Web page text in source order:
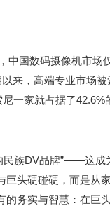
中国数码摄像机市场
来，高端专业市场
一家就占据了
民族DV品牌”——这成
头硬碰硬，而是从
务实与智慧：在巨